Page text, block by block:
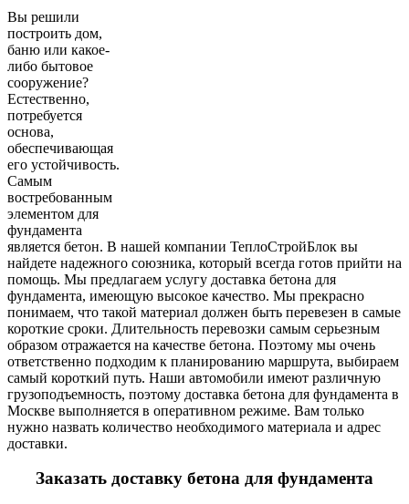
Вы решили
построить дом,
баню или какое-
либо бытовое
сооружение?
Естественно,
потребуется
основа,
обеспечивающая
его устойчивость.
Самым
востребованным
элементом для
фундамента
является бетон. В нашей компании ТеплоСтройБлок вы
найдете надежного союзника, который всегда готов прийти на
помощь. Мы предлагаем услугу доставка бетона для
фундамента, имеющую высокое качество. Мы прекрасно
понимаем, что такой материал должен быть перевезен в самые
короткие сроки. Длительность перевозки самым серьезным
образом отражается на качестве бетона. Поэтому мы очень
ответственно подходим к планированию маршрута, выбираем
самый короткий путь. Наши автомобили имеют различную
грузоподъемность, поэтому доставка бетона для фундамента в
Москве выполняется в оперативном режиме. Вам только
нужно назвать количество необходимого материала и адрес
доставки.
Заказать доставку бетона для фундамента